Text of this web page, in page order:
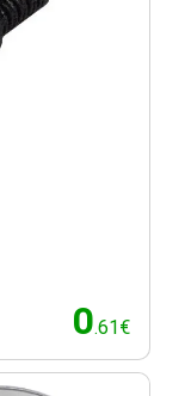
0.61€